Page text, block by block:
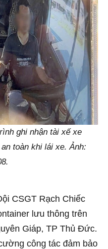
ghi nhận tài xế xe
toàn khi lái xe. Ảnh:
CSGT Rạch Chiếc
lưu thông trên
Giáp, TP Thủ Đức.
công tác đảm bảo